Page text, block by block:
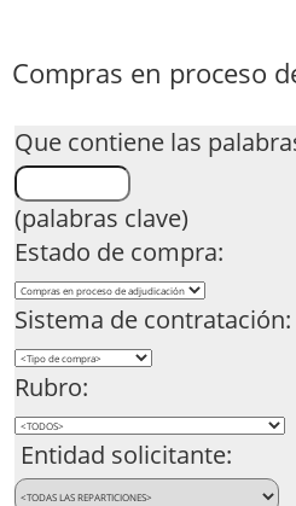
Compras en proceso
Que contiene las
(palabras clave)
Estado de compra:
Sistema de contratación:
Rubro:
Entidad solicitante: